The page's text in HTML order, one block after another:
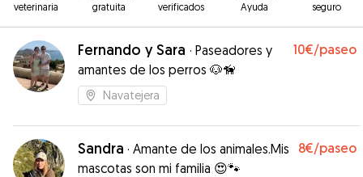
veterinaria
gratuita
verificados
Ayuda
seguro
Fernando y Sara · Paseadores y
amantes de los perros 🐶🦮
10€/paseo
Navatejera
Sandra · Amante de los animales.Mis
mascotas son mi familia 😍🐾
8€/paseo